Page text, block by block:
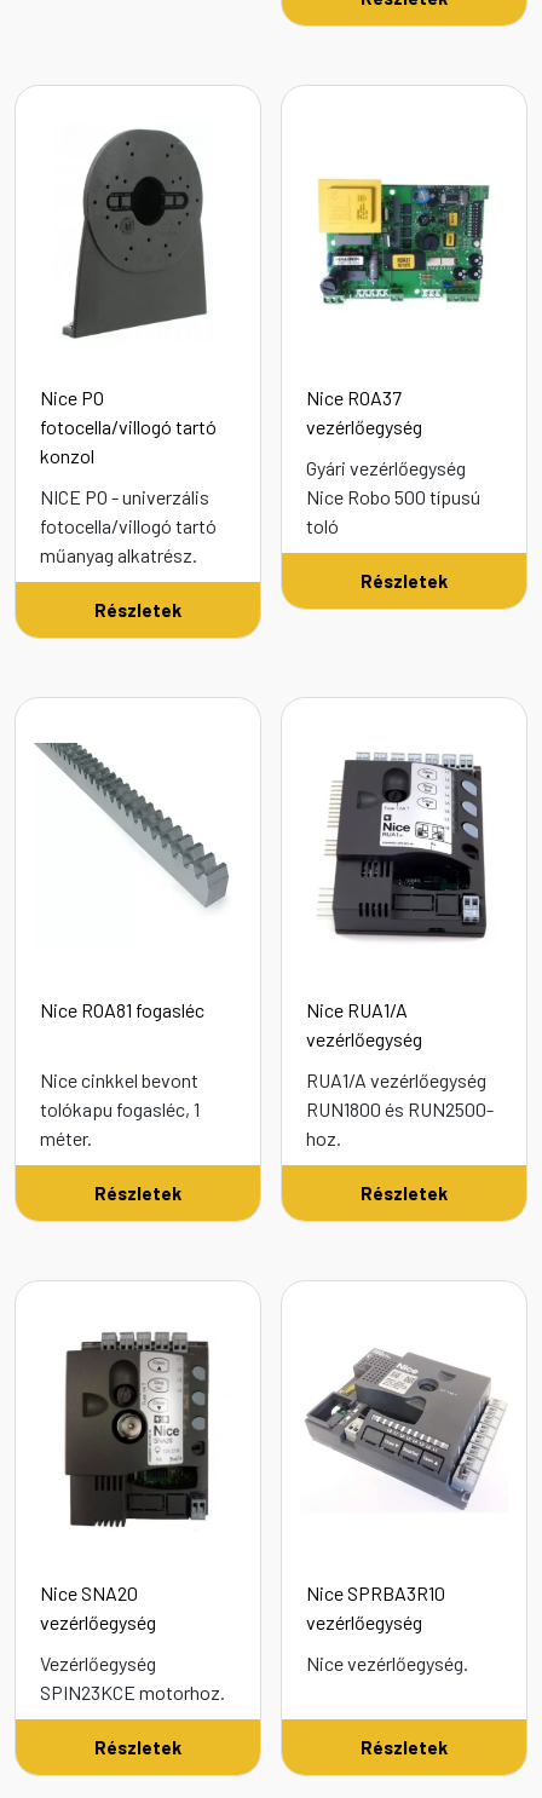
Nice PO
fotocella/villogó tartó
konzol
NICE PO - univerzális
fotocella/villogó tartó
műanyag alkatrész.
Részletek
Nice ROA37
vezérlőegység
Gyári vezérlőegység
Nice Robo 500 típusú
toló
Részletek
Nice ROA81 fogasléc
Nice cinkkel bevont
tolókapu fogasléc, 1
méter.
Részletek
Nice RUA1/A
vezérlőegység
RUA1/A vezérlőegység
RUN1800 és RUN2500-
hoz.
Részletek
Nice SNA20
vezérlőegység
Vezérlőegység
SPIN23KCE motorhoz.
Részletek
Nice SPRBA3R10
vezérlőegység
Nice vezérlőegység.
Részletek